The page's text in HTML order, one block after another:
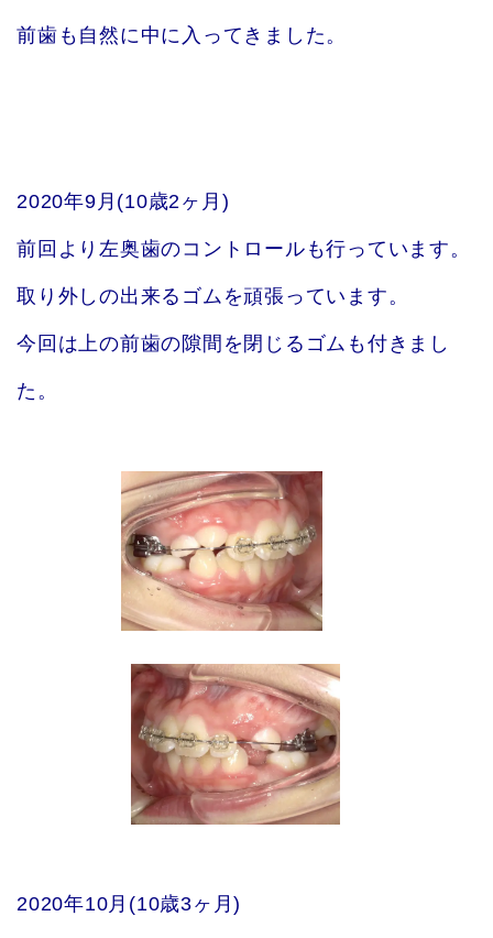
前歯も自然に中に入ってきました。
2020年9月(10歳2ヶ月)
前回より左奥歯のコントロールも行っています。
取り外しの出来るゴムを頑張っています。
今回は上の前歯の隙間を閉じるゴムも付きまし
た。
2020年10月(10歳3ヶ月)